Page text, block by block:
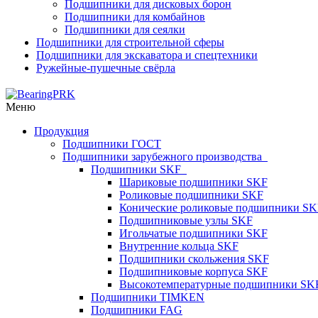
Подшипники для дисковых борон
Подшипники для комбайнов
Подшипники для сеялки
Подшипники для строительной сферы
Подшипники для экскаватора и спецтехники
Ружейные-пушечные свёрла
Меню
Продукция
Подшипники ГОСТ
Подшипники зарубежного производства
Подшипники SKF
Шариковые подшипники SKF
Роликовые подшипники SKF
Конические роликовые подшипники
Подшипниковые узлы SKF
Игольчатые подшипники SKF
Внутренние кольца SKF
Подшипники скольжения SKF
Подшипниковые корпуса SKF
Высокотемпературные подшипники
Подшипники TIMKEN
Подшипники FAG